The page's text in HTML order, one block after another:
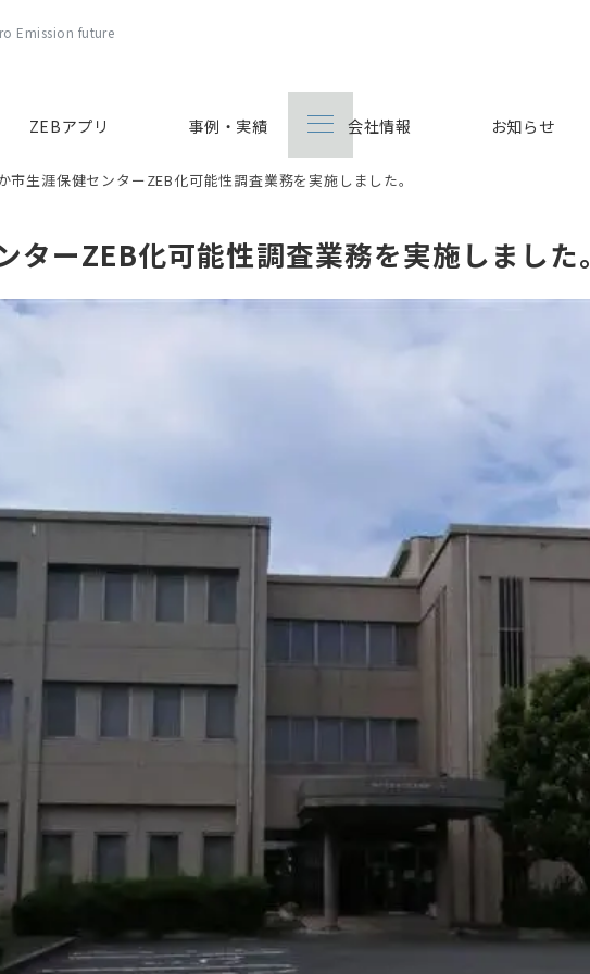
Emission future
ZEBアプリ 事例・実績 会社情報 お知らせ
市生涯保健センターZEB化可能性調査業務を実施しました。
ターZEB化可能性調査業務を実施しました。